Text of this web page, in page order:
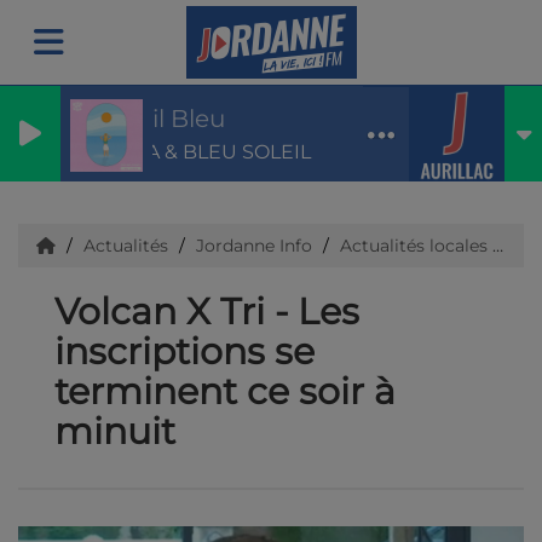
Soleil Bleu
LUIZA & BLEU SOLEIL
Actualités Jordanne Info Actualités locales
Volcan X Tri - Les
inscriptions se
terminent ce soir à
minuit